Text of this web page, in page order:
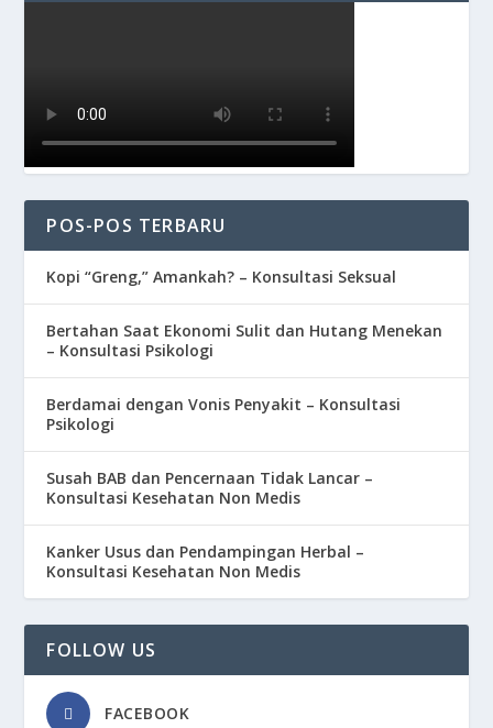
POS-POS TERBARU
Kopi “Greng,” Amankah? – Konsultasi Seksual
Bertahan Saat Ekonomi Sulit dan Hutang Menekan
– Konsultasi Psikologi
Berdamai dengan Vonis Penyakit – Konsultasi
Psikologi
Susah BAB dan Pencernaan Tidak Lancar –
Konsultasi Kesehatan Non Medis
Kanker Usus dan Pendampingan Herbal –
Konsultasi Kesehatan Non Medis
FOLLOW US
FACEBOOK